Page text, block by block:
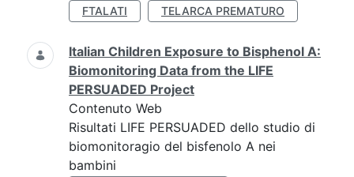
FTALATI
TELARCA PREMATURO
Italian Children Exposure to Bisphenol A:
Biomonitoring Data from the LIFE
PERSUADED Project
Contenuto Web
Risultati LIFE PERSUADED dello studio di
biomonitoragio del bisfenolo A nei
bambini